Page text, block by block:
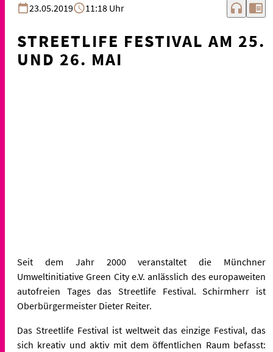
23.05.2019
11:18 Uhr headphones chrome_reader_mode
STREETLIFE FESTIVAL AM 25.
UND 26. MAI
Seit dem Jahr 2000 veranstaltet die Münchner
Umweltinitiative Green City e.V. anlässlich des europaweiten
autofreien Tages das Streetlife Festival. Schirmherr ist
Oberbürgermeister Dieter Reiter.
Das Streetlife Festival ist weltweit das einzige Festival, das
sich kreativ und aktiv mit dem öffentlichen Raum befasst: